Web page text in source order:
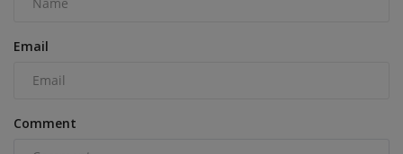
Email
Comment